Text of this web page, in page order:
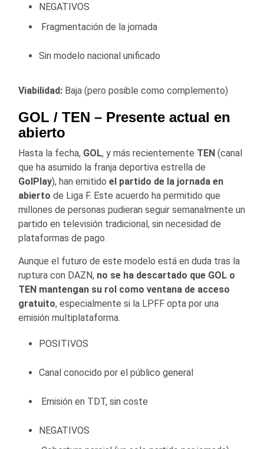
NEGATIVOS
Fragmentación de la jornada
Sin modelo nacional unificado
Viabilidad: Baja (pero posible como complemento)
GOL / TEN – Presente actual en
abierto
Hasta la fecha, GOL, y más recientemente TEN (canal
que ha asumido la franja deportiva estrella de
GolPlay), han emitido el partido de la jornada en
abierto de Liga F. Este acuerdo ha permitido que
millones de personas pudieran seguir semanalmente un
partido en televisión tradicional, sin necesidad de
plataformas de pago.
Aunque el futuro de este modelo está en duda tras la
ruptura con DAZN, no se ha descartado que GOL o
TEN mantengan su rol como ventana de acceso
gratuito, especialmente si la LPFF opta por una
emisión multiplataforma.
POSITIVOS
Canal conocido por el público general
Emisión en TDT, sin coste
NEGATIVOS